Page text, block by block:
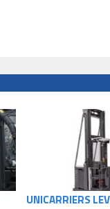
UNICARRIERS